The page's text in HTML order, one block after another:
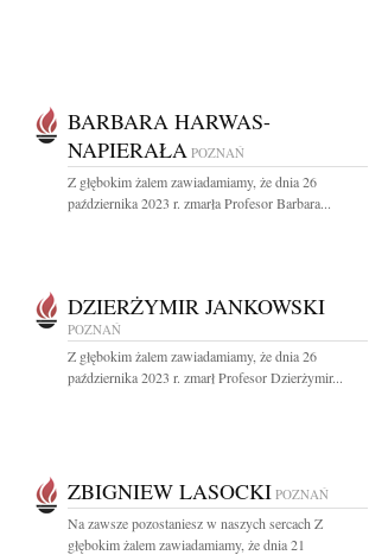
BARBARA HARWAS-
NAPIERAŁA POZNAŃ
Z głębokim żalem zawiadamiamy, że dnia 26
października 2023 r. zmarła Profesor Barbara...
DZIERŻYMIR JANKOWSKI
POZNAŃ
Z głębokim żalem zawiadamiamy, że dnia 26
października 2023 r. zmarł Profesor Dzierżymir...
ZBIGNIEW LASOCKI POZNAŃ
Na zawsze pozostaniesz w naszych sercach Z
głębokim żalem zawiadamiamy, że dnia 21